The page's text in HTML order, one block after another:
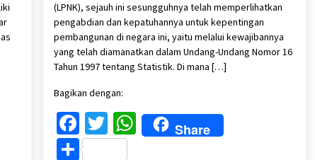
(LPNK), sejauh ini sesungguhnya telah memperlihatkan
pengabdian dan kepatuhannya untuk kepentingan
pembangunan di negara ini, yaitu melalui kewajibannya
yang telah diamanatkan dalam Undang-Undang Nomor 16
Tahun 1997 tentang Statistik. Di mana […]
Bagikan dengan:
Facebook
Twitter
WhatsApp
Share
Share